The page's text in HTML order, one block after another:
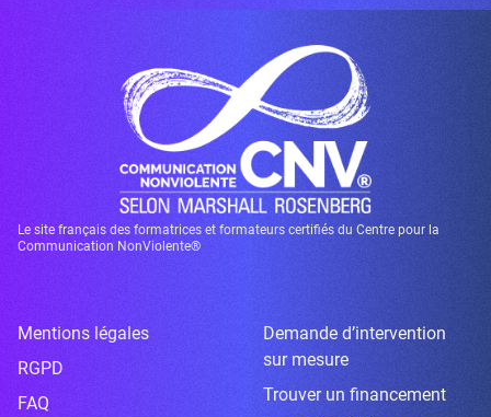
Le site français des formatrices et formateurs certifiés du Centre pour la
Communication NonViolente®
Mentions légales
RGPD
FAQ
Demande d’intervention
sur mesure
Trouver un financement